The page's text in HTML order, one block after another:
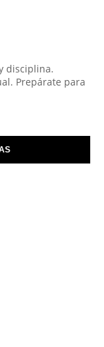
disciplina.
Prepárate para